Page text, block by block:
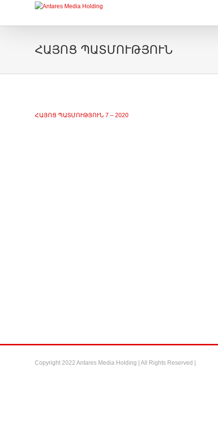
ՀԱՅՈՑ ՊԱՏՄՈՒԹՅՈՒՆ
ՀԱՅՈՑ ՊԱՏՄՈՒԹՅՈՒՆ 7 – 2020
Copyright 2022 Antares Media Holding | All Rights Reserved |